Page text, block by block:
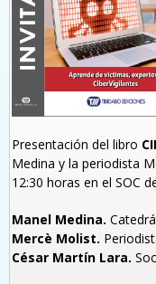
Presentación del libro
Medina y la periodista
12:30 horas en el SOC
Manel Medina.
Mercè Molist.
César Martín Lara.